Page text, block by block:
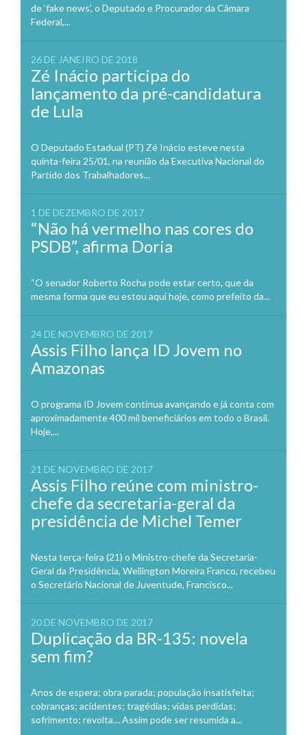
de ‘fake news’, o Deputado e Procurador da Câmara
Federal,...
26 DE JANEIRO DE 2018
Zé Inácio participa do
lançamento da pré-candidatura
de Lula
O Deputado Estadual (PT) Zé Inácio esteve nesta
quinta-feira 25/01, na reunião da Executiva Nacional do
Partido dos Trabalhadores...
1 DE DEZEMBRO DE 2017
“Não há vermelho nas cores do
PSDB”, afirma Doria
“O senador Roberto Rocha pode estar certo, que da
mesma forma que eu estou aqui hoje, como prefeito da...
24 DE NOVEMBRO DE 2017
Assis Filho lança ID Jovem no
Amazonas
O programa ID Jovem continua avançando e já conta com
aproximadamente 400 mil beneficiários em todo o Brasil.
Hoje,...
21 DE NOVEMBRO DE 2017
Assis Filho reúne com ministro-
chefe da secretaria-geral da
presidência de Michel Temer
Nesta terça-feira (21) o Ministro-chefe da Secretaria-
Geral da Presidência, Wellington Moreira Franco, recebeu
o Secretário Nacional de Juventude, Francisco...
20 DE NOVEMBRO DE 2017
Duplicação da BR-135: novela
sem fim?
Anos de espera; obra parada; população insatisfeita;
cobranças; acidentes; tragédias; vidas perdidas;
sofrimento; revolta… Assim pode ser resumida a...